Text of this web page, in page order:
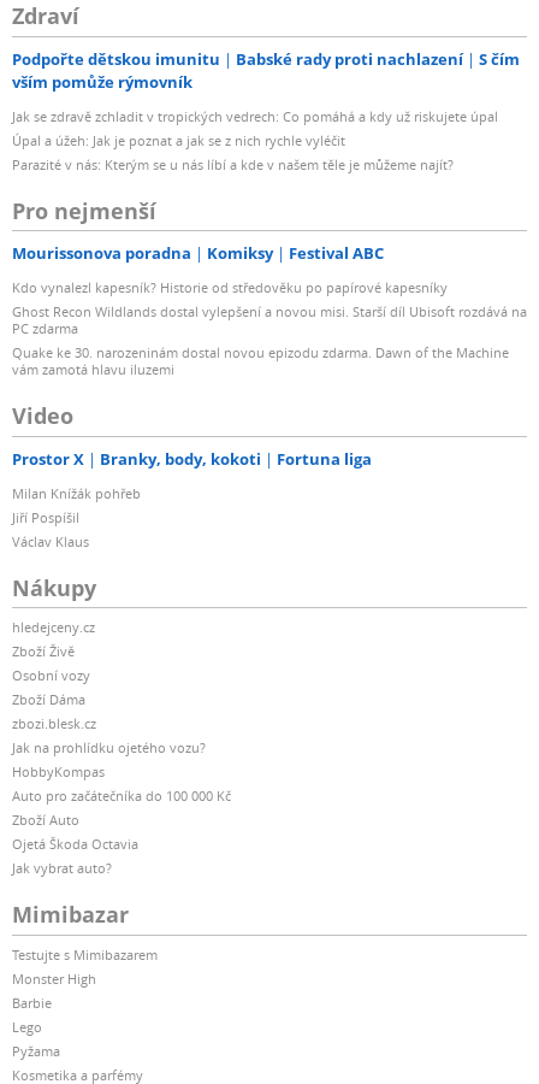
Zdraví
Podpořte dětskou imunitu Babské rady proti nachlazení
S čím
vším pomůže rýmovník
Jak se zdravě zchladit v tropických vedrech: Co pomáhá a kdy už riskujete úpal
Úpal a úžeh: Jak je poznat a jak se z nich rychle vyléčit
Parazité v nás: Kterým se u nás líbí a kde v našem těle je můžeme najít?
Pro nejmenší
Mourissonova poradna Komiksy Festival ABC
Kdo vynalezl kapesník? Historie od středověku po papírové kapesníky
Ghost Recon Wildlands dostal vylepšení a novou misi. Starší díl Ubisoft rozdává na
PC zdarma
Quake ke 30. narozeninám dostal novou epizodu zdarma. Dawn of the Machine
vám zamotá hlavu iluzemi
Video
Prostor X Branky, body, kokoti Fortuna liga
Milan Knížák pohřeb
Jiří Pospíšil
Václav Klaus
Nákupy
hledejceny.cz
Zboží Živě
Osobní vozy
Zboží Dáma
zbozi.blesk.cz
Jak na prohlídku ojetého vozu?
HobbyKompas
Auto pro začátečníka do 100 000 Kč
Zboží Auto
Ojetá Škoda Octavia
Jak vybrat auto?
Mimibazar
Testujte s Mimibazarem
Monster High
Barbie
Lego
Pyžama
Kosmetika a parfémy